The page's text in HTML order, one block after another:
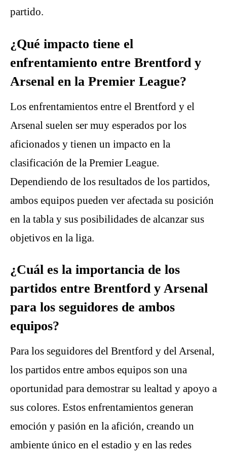
partido.
¿Qué impacto tiene el
enfrentamiento entre Brentford y
Arsenal en la Premier League?
Los enfrentamientos entre el Brentford y el
Arsenal suelen ser muy esperados por los
aficionados y tienen un impacto en la
clasificación de la Premier League.
Dependiendo de los resultados de los partidos,
ambos equipos pueden ver afectada su posición
en la tabla y sus posibilidades de alcanzar sus
objetivos en la liga.
¿Cuál es la importancia de los
partidos entre Brentford y Arsenal
para los seguidores de ambos
equipos?
Para los seguidores del Brentford y del Arsenal,
los partidos entre ambos equipos son una
oportunidad para demostrar su lealtad y apoyo a
sus colores. Estos enfrentamientos generan
emoción y pasión en la afición, creando un
ambiente único en el estadio y en las redes